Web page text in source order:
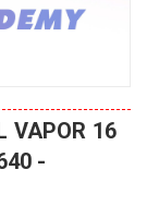
VAPOR 16
-